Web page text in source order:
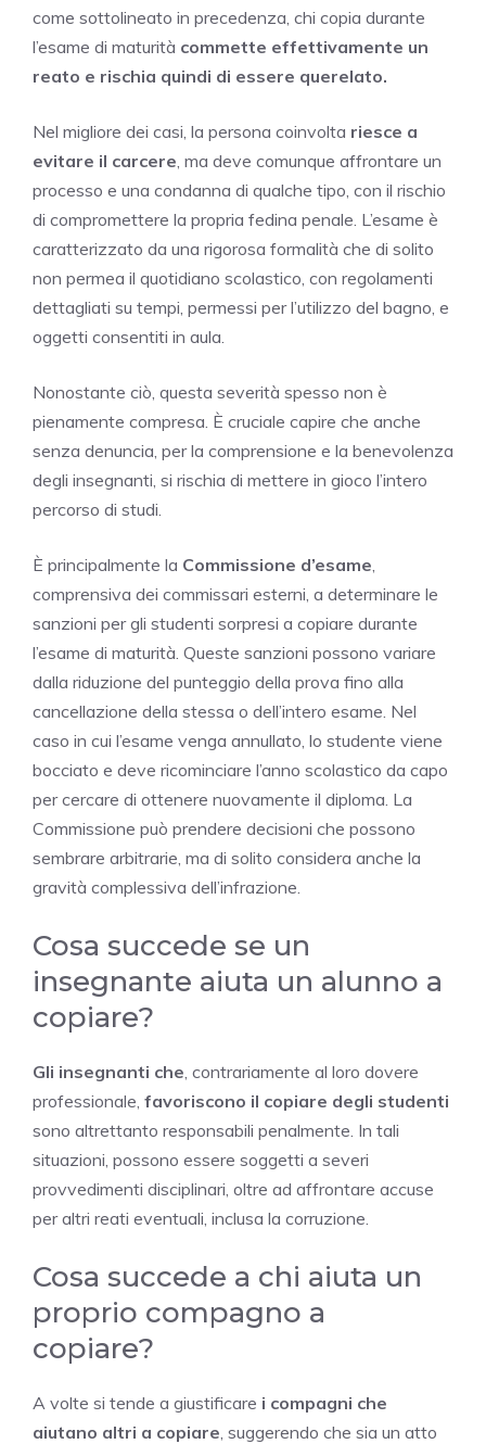
come sottolineato in precedenza, chi copia durante
l’esame di maturità commette effettivamente un
reato e rischia quindi di essere querelato.
Nel migliore dei casi, la persona coinvolta riesce a
evitare il carcere , ma deve comunque affrontare un
processo e una condanna di qualche tipo, con il rischio
di compromettere la propria fedina penale. L’esame è
caratterizzato da una rigorosa formalità che di solito
non permea il quotidiano scolastico, con regolamenti
dettagliati su tempi, permessi per l’utilizzo del bagno, e
oggetti consentiti in aula.
Nonostante ciò, questa severità spesso non è
pienamente compresa. È cruciale capire che anche
senza denuncia, per la comprensione e la benevolenza
degli insegnanti, si rischia di mettere in gioco l’intero
percorso di studi.
È principalmente la Commissione d’esame
comprensiva dei commissari esterni, a determinare le
sanzioni per gli studenti sorpresi a copiare durante
l’esame di maturità. Queste sanzioni possono variare
dalla riduzione del punteggio della prova fino alla
cancellazione della stessa o dell’intero esame. Nel
caso in cui l’esame venga annullato, lo studente viene
bocciato e deve ricominciare l’anno scolastico da capo
per cercare di ottenere nuovamente il diploma. La
Commissione può prendere decisioni che possono
sembrare arbitrarie, ma di solito considera anche la
gravità complessiva dell’infrazione.
Cosa succede se un
insegnante aiuta un alunno a
copiare?
Gli insegnanti che , contrariamente al loro dovere
professionale, favoriscono il copiare degli studenti
sono altrettanto responsabili penalmente. In tali
situazioni, possono essere soggetti a severi
provvedimenti disciplinari, oltre ad affrontare accuse
per altri reati eventuali, inclusa la corruzione.
Cosa succede a chi aiuta un
proprio compagno a
copiare?
A volte si tende a giustificare i compagni che
aiutano altri a copiare , suggerendo che sia un atto